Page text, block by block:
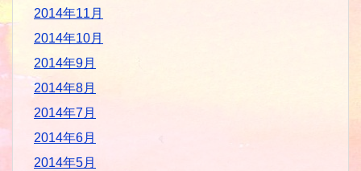
2014年11月
2014年10月
2014年9月
2014年8月
2014年7月
2014年6月
2014年5月